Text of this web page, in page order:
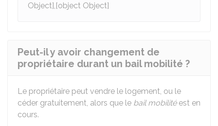
Object],[object Object]
Peut-il y avoir changement de
propriétaire durant un bail mobilité ?
Le propriétaire peut vendre le logement, ou le
céder gratuitement, alors que le bail mobilitéest en
cours.